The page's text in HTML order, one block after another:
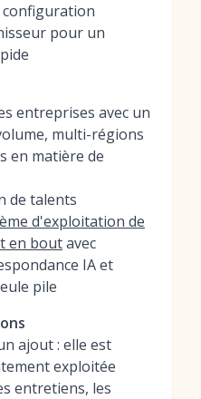
pour un
entreprises avec un
multi-régions
en matière de
de talents
d'exploitation de
en boutavec
IA et
pile
ajout : elle est
exploitée
entretiens, les